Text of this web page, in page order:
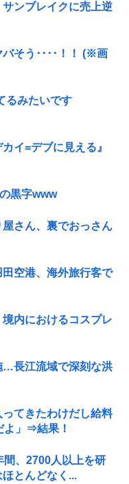
サンブレイクに売上逆
バそう････！！ (※画
るみたいです
イ=デブに見える』
黒字www
屋さん、裏でおっさん
空港、海外旅行客で
境内におけるコスプレ
…長江流域で深刻な洪
てきたわけだし給料
よ」⇒結果！
間、2700人以上を研
とんどなく...